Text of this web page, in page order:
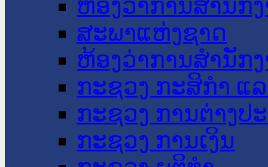
ຫ້ອງວ່າການສໍານັກ
ສະພາແຫ່ງຊາດ
ຫ້ອງວ່າການສຳນັກ
ກະຊວງ ກະສິກຳ ແ
ກະຊວງ ການຕ່າງປ
ກະຊວງ ການເງິນ